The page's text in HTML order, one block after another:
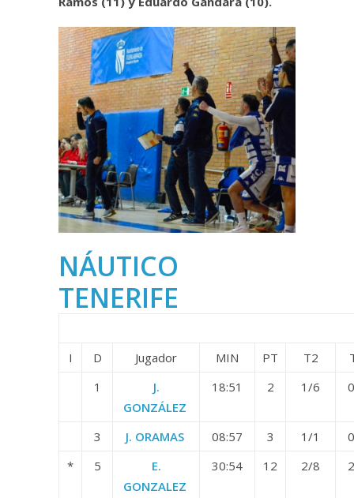
NÁUTICO
TENERIFE
I D Jugador MIN PT T2
1
J.
GONZÁLEZ
18:51 2 1/6
3 J. ORAMAS 08:57 3 1/1
*
5
E.
GONZALEZ
30:54 12 2/8